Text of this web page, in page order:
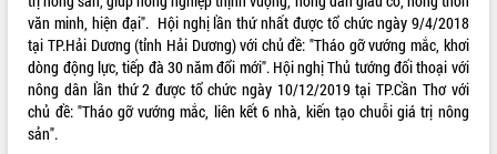
văn minh, hiện đại". Hội nghị lần thứ nhất được tổ chức ngày 9/4/2018
tại TP.Hải Dương (tỉnh Hải Dương) với chủ đề: "Tháo gỡ vướng mắc, khơi
dòng động lực, tiếp đà 30 năm đổi mới". Hội nghị Thủ tướng đối thoại với
nông dân lần thứ 2 được tổ chức ngày 10/12/2019 tại TP.Cần Thơ với
chủ đề: "Tháo gỡ vướng mắc, liên kết 6 nhà, kiến tạo chuỗi giá trị nông
sản".